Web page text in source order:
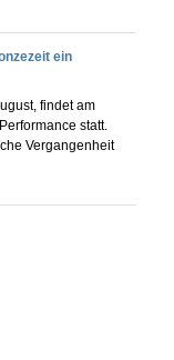
ein
findet am
statt.
Vergangenheit